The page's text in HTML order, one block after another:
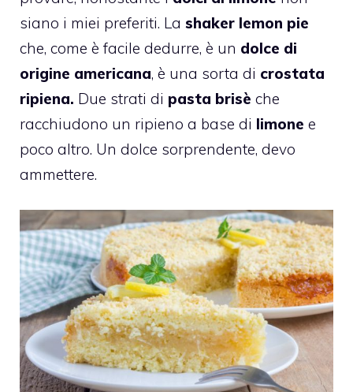
siano i miei preferiti. La shaker lemon pie
che, come è facile dedurre, è un dolce di
origine americana, è una sorta di crostata
ripiena. Due strati di pasta brisè che
racchiudono un ripieno a base di limone e
poco altro. Un dolce sorprendente, devo
ammettere.